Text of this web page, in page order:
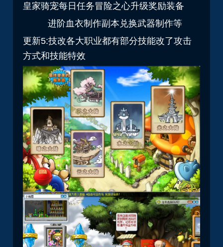
皇家骑宠每日任务冒险之心升级奖励装备
进阶血衣制作副本兑换武器制作等
更新5:技改各大职业都有部分技能改了攻击
方式和技能特效